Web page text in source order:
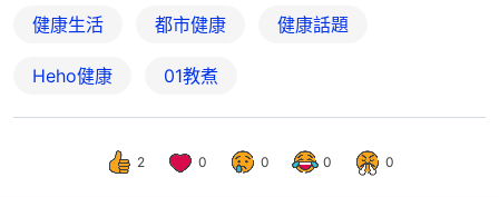
健康生活 都市健康 健康話題
Heho健康 01教煮
2 0 0 0 0